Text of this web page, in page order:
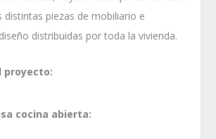
distintas piezas de mobiliario e
distribuidas por toda la vivienda.
proyecto:
cocina abierta: